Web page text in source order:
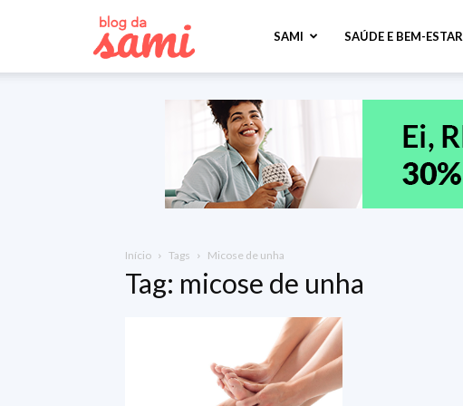
Saúde
SAMI SAÚDE E BEM-ESTAR
Início Tags Micose de unha
Tag: micose de unha